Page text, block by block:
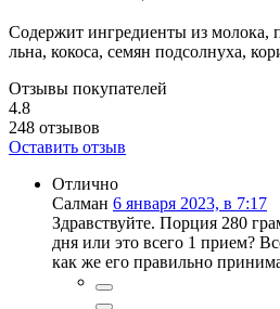
Содержит ингредиенты из молока,
льна, кокоса, семян подсолнуха,
Отзывы покупателей
4.8
248 отзывов
Оставить отзыв
Отлично
Салман 6 января 2023, в 7:17
Здравствуйте. Порция 280
дня или это всего 1 прием?
как же его правильно